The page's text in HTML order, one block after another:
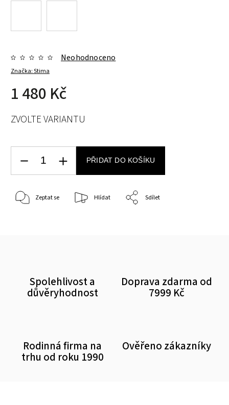
Značka:Stima
Neohodnoceno
1 480 Kč
ZVOLTE VARIANTU
PŘIDAT DO KOŠÍKU
Zeptat se Hlídat Sdílet
Spolehlivost a
důvěryhodnost
Doprava zdarma od
7999 Kč
Rodinná firma na
trhu od roku 1990
Ověřeno zákazníky